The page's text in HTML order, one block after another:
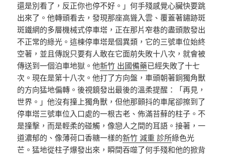
還是別看了，反正你也停不好。」何手殘感覺心臟快要跳
出來了。他轉頭看去，發現那座高聳入雲、覆蓋著鏽跡斑
斑鐵網的多層機械式停車塔，正在那片窄巷的盡頭散發出
不正常的綠光。這棟停車塔是個異類，它的三號車位始終
空著，並且傳說只要有人敢在它面前失敗十八次，就會被
傳送到一個泊車地獄。他新竹 出國備藥已經失敗了十七
次。現在是第十八次。他打了方向盤，車頭朝著銅獨角獸
的方向猛地偏轉。後視鏡發出最後的溫柔提醒：「再見，
世界。」他沒有撞上獨角獸，但他那顫抖的車尾卻擦到了
停車塔三號車位入口處的一根古老、佈滿苔蘚的柱子。不
是撞擊，而是輕柔的碰觸，像戀人之間的耳語。接著，一
道濃郁的、像薄荷口香糖一樣的新竹 減重 診所綠色光
芒。猛地從柱子爆發出來，瞬間吞噬了何手殘和他的掀背